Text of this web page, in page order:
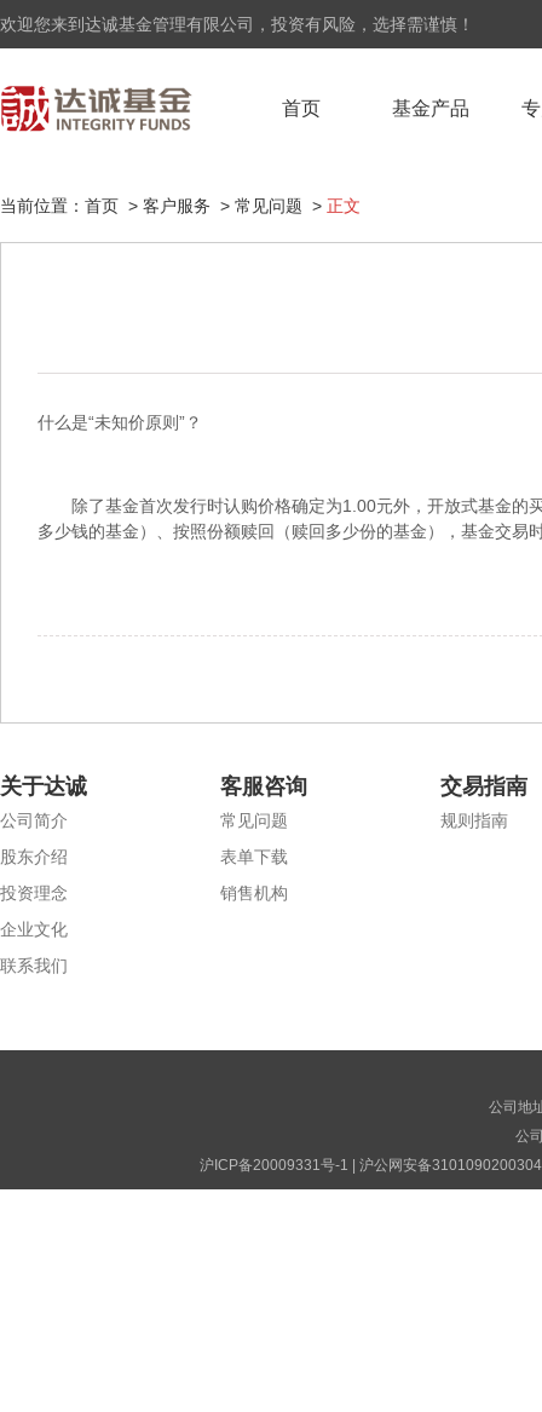
欢迎您来到达诚基金管理有限公司，投资有风险，选择需谨慎！
首页 基金产品
当前位置： 首页 > 客户服务 > 常见问题 > 正文
什么是“未知价原则”？
除了基金首次发行时认购价格确定为1.00元外，开放式基金的
多少钱的基金）、按照份额赎回（赎回多少份的基金），基金交
关于达诚
公司简介
股东介绍
投资理念
企业文化
联系我们
客服咨询
常见问题
表单下载
销售机构
交易指南
规则指南
公司地
公
沪ICP备20009331号-1
沪公网安备